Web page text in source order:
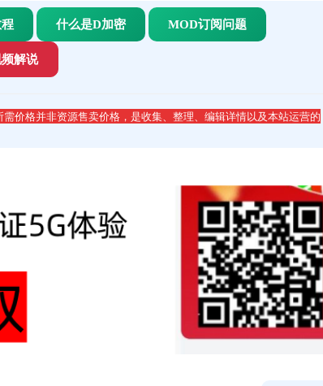
什么是D加密 MOD订阅问题
解说
需价格并非资源售卖价格，是收集、整理、编辑详情以及本站运营的